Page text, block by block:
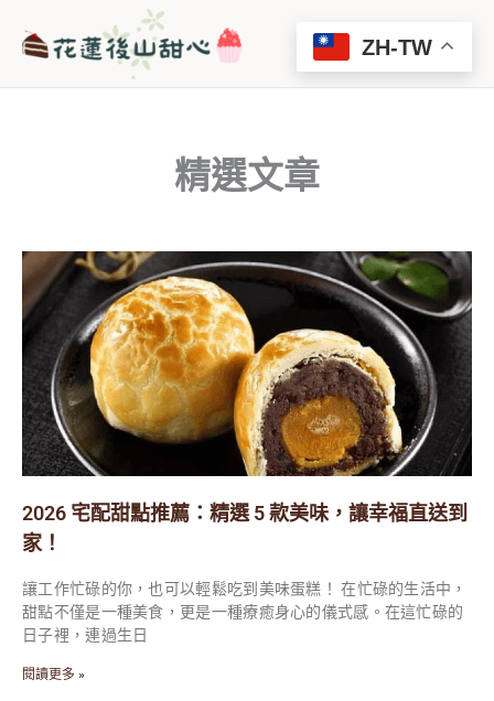
Menu
精選文章
2026 宅配甜點推薦：精選 5 款美味，讓幸福直送到
家！
讓工作忙碌的你，也可以輕鬆吃到美味蛋糕！ 在忙碌的生活中，
甜點不僅是一種美食，更是一種療癒身心的儀式感。在這忙碌的
日子裡，連過生日
閱讀更多 »
頁
面
頁
面
頁
面
頁 頁
面
頁
面
ZH-TW